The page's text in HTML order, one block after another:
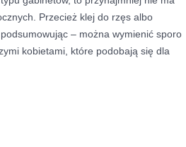
Przecież klej do rzęs albo
– można wymienić sporo
kobietami, które podobają się dla